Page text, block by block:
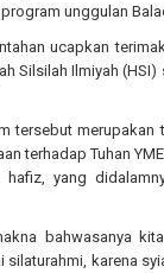
unggulan
ucapkan
Silsilah Ilmiyah
tersebut
terhadap Tuhan
yang
bahwasanya
silaturahmi, karena